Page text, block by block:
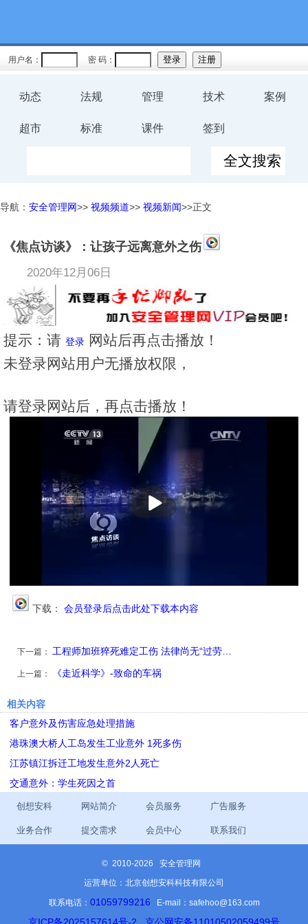
用户名： 密 码：
动态 法规 管理 技术 案例
超市 标准 课件 签到
导航： 安全管理网>> 视频频道>> 视频新闻>>正文
《焦点访谈》：让孩子远离意外之伤
2020年12月06日
提示：请 登录 网站后再点击播放！
未登录网站用户无播放权限，
请登录网站后，再点击播放！
放
下载： 会员登录后点击此处下载本内容
下一篇： 工程师加班猝死难定工伤 法律尚无“过劳…
上一篇： 《走近科学》-致命的车祸
相关内容
客户意外及伤害应急处理措施
港珠澳大桥人工岛发生工业意外 1死多伤
江苏镇江拆迁工地发生意外2人死亡
交通意外：学生死因之首
创想安科 网站简介 会员服务 广告服务
业务合作 提交需求 会员中心 联系我们
© 2010-2026 安全管理网
运营单位：北京创想安科科技有限公司
联系电话： 01059799216 E-mail：safehoo@163.com